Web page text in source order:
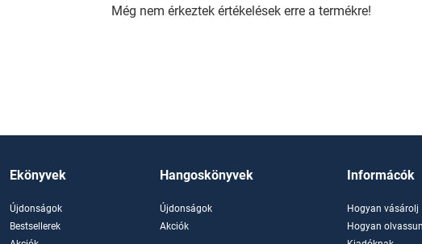
Még nem érkeztek értékelések erre a termékre!
Ekönyvek
Újdonságok
Bestsellerek
Hangoskönyvek
Újdonságok
Akciók
Informácók
Hogyan vásárolj
Hogyan